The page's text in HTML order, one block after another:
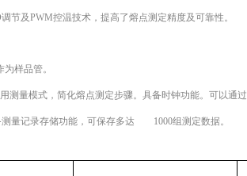
节及PWM控温技术，提高了熔点测定精度及可靠性。
样品管。
测量模式，简化熔点测定步骤。具备时钟功能。可以通过
量记录存储功能，可保存多达 1000组测定数据。